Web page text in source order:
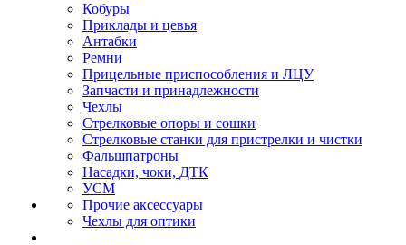
Кобуры
Приклады и цевья
Антабки
Ремни
Прицельные приспособления и ЛЦУ
Запчасти и принадлежности
Чехлы
Стрелковые опоры и сошки
Стрелковые станки для пристрелки и чистки
Фальшпатроны
Насадки, чоки, ДТК
УСМ
Прочие аксессуары
Чехлы для оптики